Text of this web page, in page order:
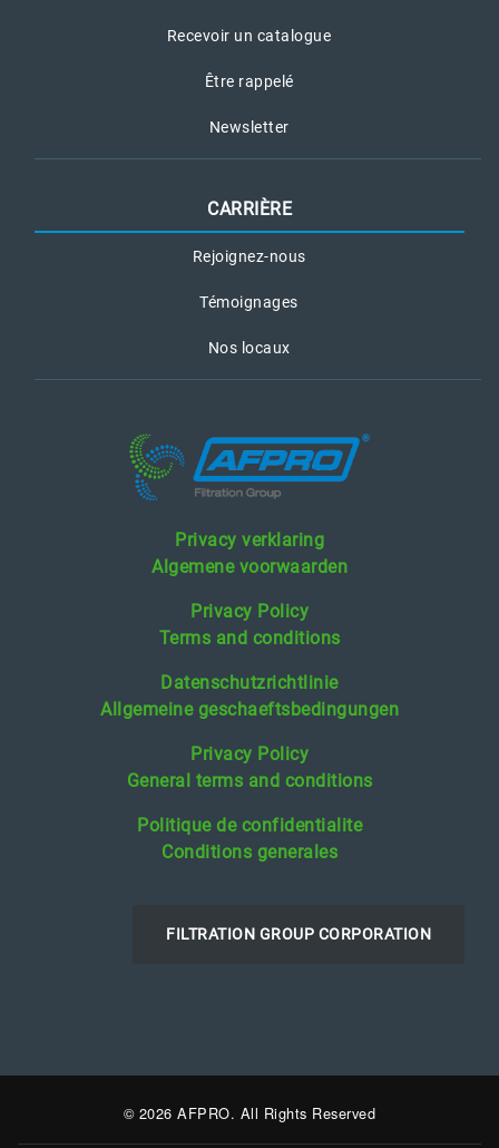
Recevoir un catalogue
Être rappelé
Newsletter
CARRIÈRE
Rejoignez-nous
Témoignages
Nos locaux
Privacy verklaring
Algemene voorwaarden
Privacy Policy
Terms and conditions
Datenschutzrichtlinie
Allgemeine geschaeftsbedingungen
Privacy Policy
General terms and conditions
Politique de confidentialite
Conditions generales
FILTRATION GROUP CORPORATION
© 2026 AFPRO. All Rights Reserved